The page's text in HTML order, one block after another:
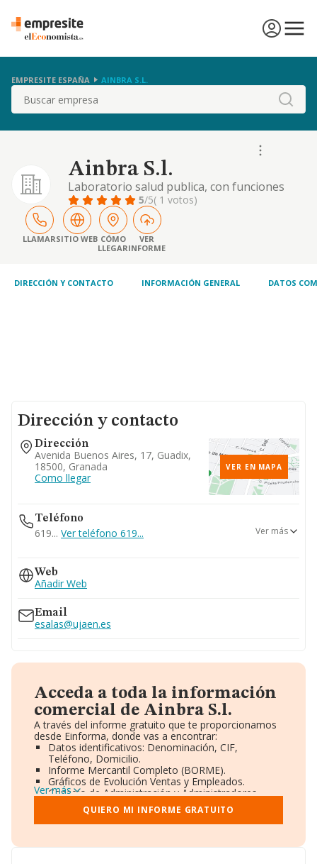
EMPRESITE ESPAÑA AINBRA S.L.
Buscar
Ainbra S.l.
Laboratorio salud publica, con funciones
especificadas en el art. 2 del decreto 444/96
del 7/09 de la consejeria de salud de la junta
de andalucia concretamente analisis, control
sanitario de alimentos, bebidas, agua de
5/5( 1 votos)
LLAMARSITIO WEB CÓMO
LLEGAR
VER
INFORME
DIRECCIÓN Y CONTACTO INFORMACIÓN GENERAL DATOS
Dirección y contacto
Dirección
Avenida Buenos Aires, 17, Guadix,
18500, Granada
Como llegar
VER EN MAPA
Teléfono
619... Ver teléfono 619...
958663695
Ver más
Web
Añadir Web
Email
esalas@ujaen.es
Acceda a toda la información
comercial de Ainbra S.l.
A través del informe gratuito que te proporcionamos
desde Einforma, donde vas a encontrar:
Datos identificativos: Denominación, CIF,
Teléfono, Domicilio.
Informe Mercantil Completo (BORME).
Gráficos de Evolución Ventas y Empleados.
Consejo de Administración y Administradores.
Directivos y Ejecutivos.
Accionistas.
Participaciones y Vinculaciones en otras empresas.
Información oficial y registral complementaria.
Ver más
QUIERO MI INFORME GRATUITO